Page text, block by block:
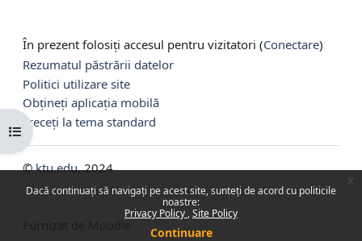
Dacă continuați să navigați pe acest site, sunteți de acord cu politicile
noastre:
Privacy Policy Site Policy
Continuare
Deschide Indexul cursului
În prezent folosiți accesul pentru vizitatori (Conectare)
Rezumatul păstrării datelor
Politici utilizare site
Obțineți aplicația mobilă
Treceți la tema standard
©ktu.edu, 2024